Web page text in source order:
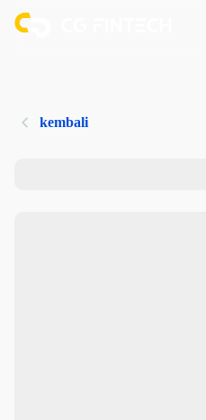
kembali